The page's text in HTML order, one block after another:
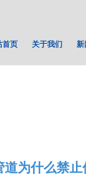
首页 关于我们 新
道为什么禁止